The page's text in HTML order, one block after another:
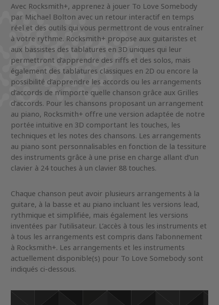
Avec Rocksmith+, apprenez à jouer To Love Somebody
par Michael Bolton avec un retour interactif en temps
réel et des outils qui vous permettront de vous entraîner
à votre rythme. Rocksmith+ propose aux guitaristes et
aux bassistes des tablatures en 3D uniques qui leur
permettront d’apprendre des riffs et des solos, mais
également des tablatures classiques en 2D ou encore la
possibilité d’apprendre les accords ou les arrangements
d’accords de n’importe quelle chanson grâce aux Grilles
d’accords. Pour les chansons proposant un arrangement
au piano, Rocksmith+ offre une version adaptée de notre
portée intuitive en 3D comportant les touches, les
techniques et les notes des chansons. Les arrangements
au piano sont personnalisables en fonction de la tessiture
des instruments grâce à une prise en charge allant d’un
clavier à 24 touches à un clavier 88 touches.
Chaque chanson peut avoir plusieurs arrangements à la
guitare, à la basse et au piano incluant les versions lead,
rythmique et simplifiée, mais également les versions
inventées par l’utilisateur. L’accès à tous les instruments et
à tous les arrangements est compris dans l’abonnement
à Rocksmith+. Les arrangements et les instruments
actuellement disponible(s) pour To Love Somebody sont
indiqués ci-dessous.